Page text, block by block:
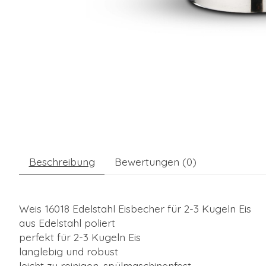
Beschreibung Bewertungen (0)
Weis 16018 Edelstahl Eisbecher für 2-3 Kugeln Eis
aus Edelstahl poliert
perfekt für 2-3 Kugeln Eis
langlebig und robust